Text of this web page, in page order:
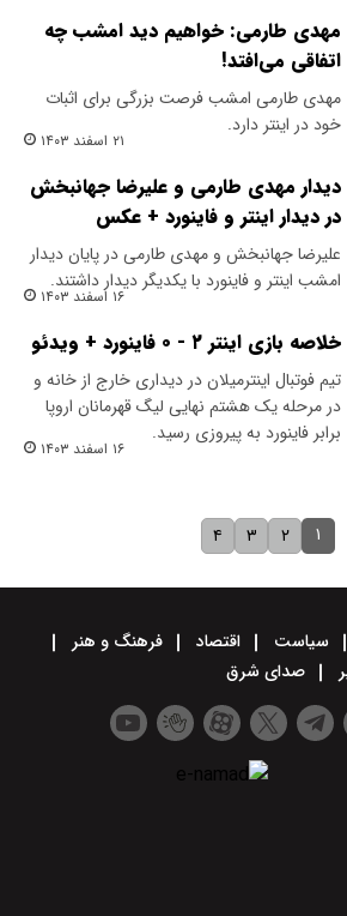
مهدی طارمی: خواهیم دید امشب چه
اتفاقی می‌افتد!
مهدی طارمی امشب فرصت بزرگی برای اثبات
خود در اینتر دارد.
۲۱ اسفند ۱۴۰۳
دیدار مهدی طارمی و علیرضا جهانبخش
در دیدار اینتر و فاینورد + عکس
علیرضا جهانبخش و مهدی طارمی در پایان دیدار
امشب اینتر و فاینورد با یکدیگر دیدار داشتند.
۱۶ اسفند ۱۴۰۳
خلاصه بازی اینتر ۲ - ۰ فاینورد + ویدئو
تیم فوتبال اینترمیلان در دیداری خارج از خانه و
در مرحله یک هشتم نهایی لیگ قهرمانان اروپا
برابر فاینورد به پیروزی رسید.
۱۶ اسفند ۱۴۰۳
۱ ۲ ۳ ۴
سیاست اقتصاد
فرهنگ و هنر
صدای شرق